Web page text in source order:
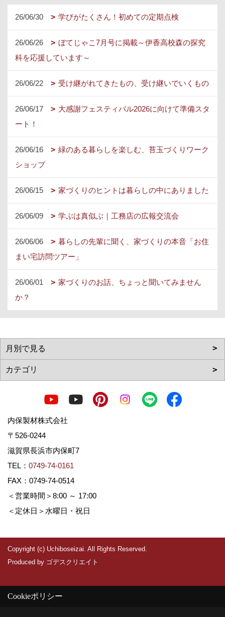
26/06/30 学びがたくさん！初めての定期点検
26/06/26
ぼてじゃこ7月号に掲載～伊香高校森の探究
科を応援しています～
26/06/22 受け継がれてきたもの、受け継いでいくもの
26/06/17
大感謝フェスティバル2026に向けて準備スタ
ート！
26/06/16
緑のある暮らしを楽しむ、苔玉づくりワーク
ショップ
26/06/15 家づくりのヒントは暮らしの中にありました
26/06/09 学ぶは真似ぶ｜工務店の広報交流会
26/06/06
暮らしの先輩に聞く、家づくりの本音「お住
まい宅訪問ツアー」
26/06/01
家づくりのお話、ちょっと聞いてみません
か？
内保製材株式会社
〒526-0244
滋賀県長浜市内保町7
TEL： 0749-74-0161
FAX：0749-74-0514
＜営業時間＞8:00 ～ 17:00
＜定休日＞水曜日・祝日
Copyright (c) Uchiboseizai. All Rights Reserved.
Produced by ゴデスクリエイト
Cookieポリシー